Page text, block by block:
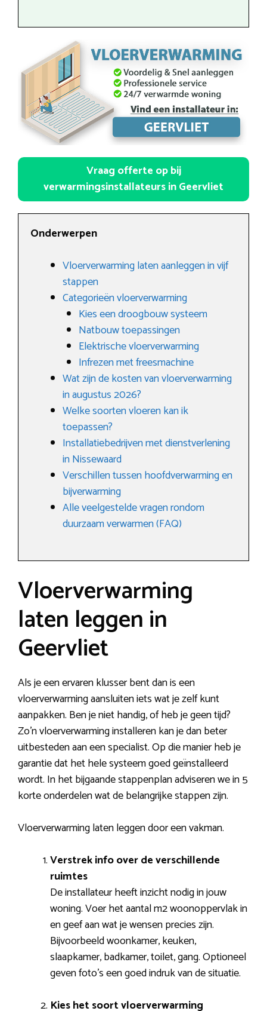
Vraag offerte op bij
verwarmingsinstallateurs in Geervliet
Onderwerpen
Vloerverwarming laten aanleggen in vijf
stappen
Categorieën vloerverwarming
Kies een droogbouw systeem
Natbouw toepassingen
Elektrische vloerverwarming
Infrezen met freesmachine
Wat zijn de kosten van vloerverwarming
in augustus 2026?
Welke soorten vloeren kan ik
toepassen?
Installatiebedrijven met dienstverlening
in Nissewaard
Verschillen tussen hoofdverwarming en
bijverwarming
Alle veelgestelde vragen rondom
duurzaam verwarmen (FAQ)
Vloerverwarming
laten leggen in
Geervliet
Als je een ervaren klusser bent dan is een
vloerverwarming aansluiten iets wat je zelf kunt
aanpakken. Ben je niet handig, of heb je geen tijd?
Zo’n vloerverwarming installeren kan je dan beter
uitbesteden aan een specialist. Op die manier heb je
garantie dat het hele systeem goed geïnstalleerd
wordt. In het bijgaande stappenplan adviseren we in 5
korte onderdelen wat de belangrijke stappen zijn.
Vloerverwarming laten leggen door een vakman.
Verstrek info over de verschillende
ruimtes
De installateur heeft inzicht nodig in jouw
woning. Voer het aantal m2 woonoppervlak in
en geef aan wat je wensen precies zijn.
Bijvoorbeeld woonkamer, keuken,
slaapkamer, badkamer, toilet, gang. Optioneel
geven foto’s een goed indruk van de situatie.
Kies het soort vloerverwarming